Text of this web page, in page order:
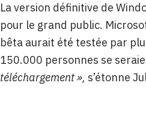
La version définitive de
pour le grand public.
bêta aurait été testée par
150.000 personnes se
téléchargement », s’étonne